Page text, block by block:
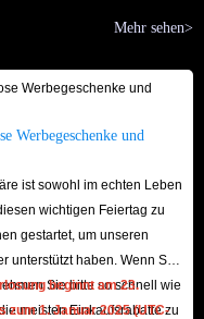
es genauso gut auf
für Ywain
sehr hoch ist, beeinträchtigt
für Sie zu einem niedrigen
Besitz von IGGM wird
Mehr sehen>
Werbegeschenke und
ist sowohl im echten Leben
wichtigen Feiertag zu
gestartet, um unseren
unterstützt haben. Wenn Sie
Sie bitte so schnell wie
meisten Einkaufsrabatte zu
beginnt am 23.
zum 1. Januar 2025 (UTC-